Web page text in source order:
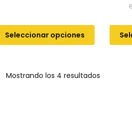
Seleccionar opciones
Mostrando los 4 resultados